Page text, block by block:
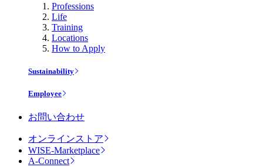
Professions
Life
Training
Locations
How to Apply
Sustainability
Employee
お問い合わせ
オンラインストア
WISE-Marketplace
A-Connect